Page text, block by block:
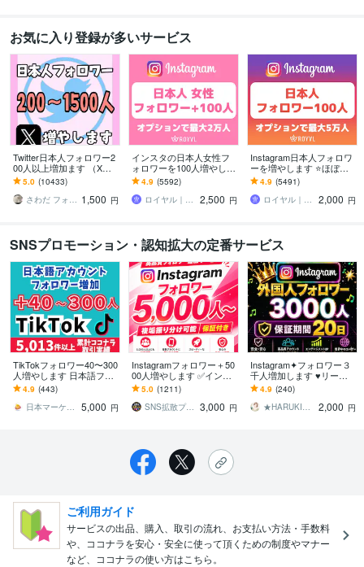
お気に入り登録が多いサービス
Twitter日本人フォロワー2
00人以上増加ます （X）
日本人のアクティブ フォ
ロワーを増やします。
5.0 (10433)
さわだ フォロワー31万人 1,500 円
インスタの日本人女性フ
ォロワーを100人増やしま
す ⭐️12月最新版・最大2万
人・Instagram⭐️
4.9 (5592)
ロイヤル｜SNSフォロワーサポート
2,500 円
Instagram日本人フォロワ
ーを増やします ⭐️ほぼ減
少なし・+100人～最大5万
人⭐️
4.9 (5491)
ロイヤル｜SNSフォロワーサポート
2,000 円
SNSプロモーション・認知拡大の定番サービス
TikTokフォロワー40〜300
人増やします 日本語フォ
ロワー「＋40〜300人」を
増加！
4.9 (443)
日本マーケティング／取引実績5540件
5,000 円
Instagramフォロワー＋50
00人増やします ✅インス
タグラム複垢振り分け可
能！ゆっくり指定可能！
⭕️
5.0 (1211)
SNS拡散プロ【実績1万件越＆即日対応】 3,000 円
Instagram✦フォロワー３
千人増加します ♥リール
再生回数１００００回お
まけ付き♥インスタ３００
０人
4.9 (240)
★HARUKI★SNS集客サポート
2,000 円
ご利用ガイド
サービスの出品、購入、取引の流れ、お支払い方法・手数料
や、ココナラを安心・安全に使って頂くための制度やマナー
など、ココナラの使い方はこちら。